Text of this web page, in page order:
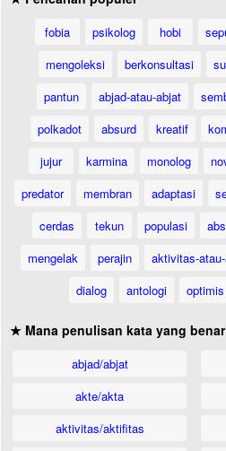
fobia psikolog hobi
mengoleksi
berkonsultasi
pantun
abjad-atau-abjat
polkadot
absurd kreatif
jujur
karmina monolog
predator
membran adaptasi
cerdas
tekun populasi
mengelak
perajin aktivitas-
dialog
antologi optimis
★ Mana penulisan kata yang
abjad/abjat
akte/akta
aktivitas/aktifitas